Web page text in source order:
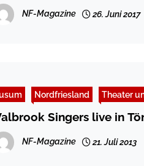
NF-Magazine 26. Juni 2017
Nordfriesland Theater
Singers live in
NF-Magazine 21. Juli 2013